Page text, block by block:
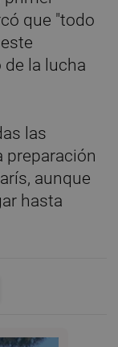
que "todo
la lucha
las
preparación
aunque
hasta